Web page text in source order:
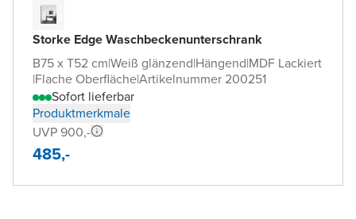
Storke Edge Waschbeckenunterschrank
B75 x T52 cm|Weiß glänzend|Hängend|MDF Lackiert
|Flache Oberfläche|Artikelnummer 200251
Sofort lieferbar
Produktmerkmale
UVP 900,-
485,-